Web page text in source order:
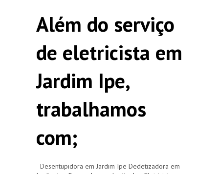
Além do serviço
de eletricista em
Jardim Ipe,
trabalhamos
com;
Desentupidora em Jardim Ipe Dedetizadora em